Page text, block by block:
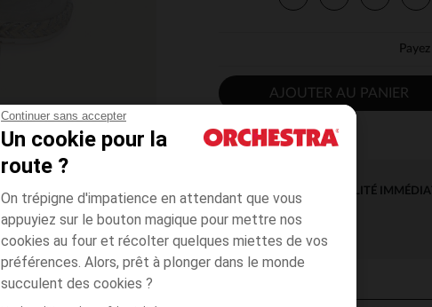
Continuer sans accepter
Un cookie pour la
route ?
On trépigne d'impatience en attendant que vous
appuyiez sur le bouton magique pour mettre nos
cookies au four et récolter quelques miettes de vos
préférences. Alors, prêt à plonger dans le monde
succulent des cookies ?
AJOUTER AU PANIER
DISPONIBILITÉ